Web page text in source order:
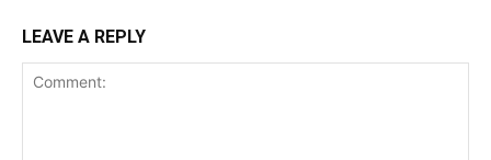
LEAVE A REPLY